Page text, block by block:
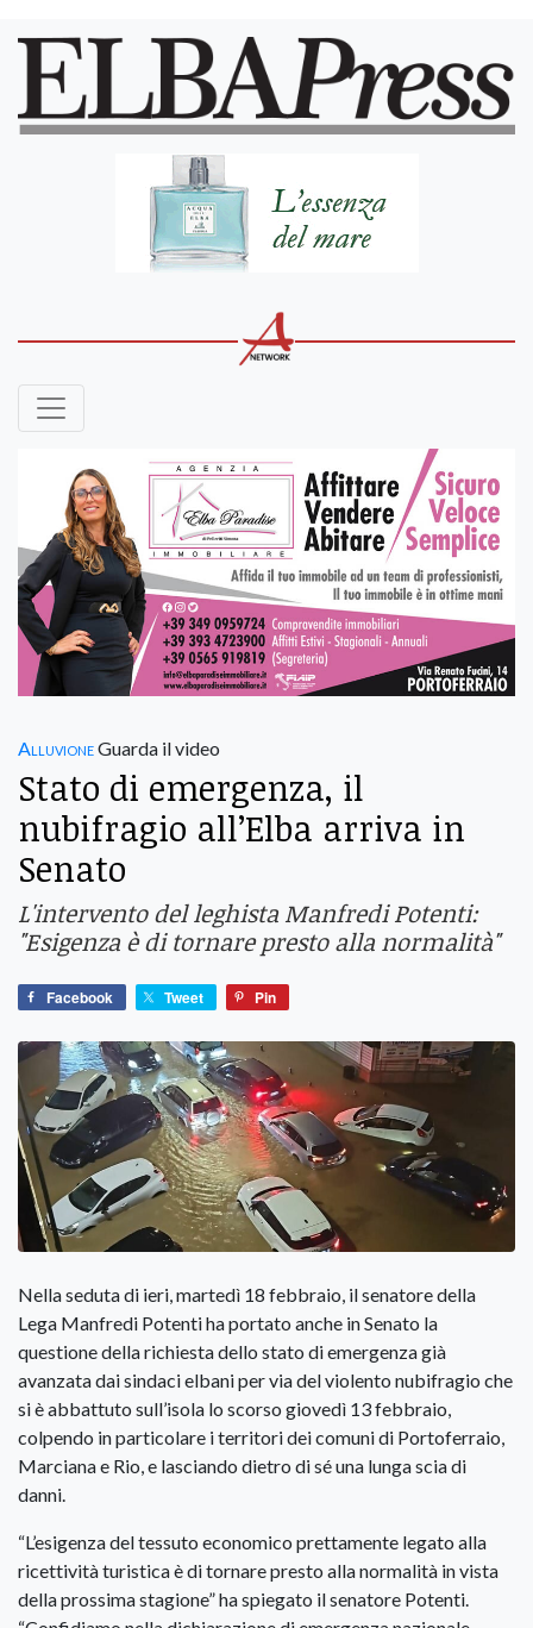
AlluvioneGuarda il video
Stato di emergenza, il
nubifragio all’Elba arriva in
Senato
L'intervento del leghista Manfredi Potenti:
"Esigenza è di tornare presto alla normalità"
Facebook Tweet Pin
Nella seduta di ieri, martedì 18 febbraio, il senatore della
Lega Manfredi Potenti ha portato anche in Senato la
questione della richiesta dello stato di emergenza già
avanzata dai sindaci elbani per via del violento nubifragio che
si è abbattuto sull’isola lo scorso giovedì 13 febbraio,
colpendo in particolare i territori dei comuni di Portoferraio,
Marciana e Rio, e lasciando dietro di sé una lunga scia di
danni.
“L’esigenza del tessuto economico prettamente legato alla
ricettività turistica è di tornare presto alla normalità in vista
della prossima stagione” ha spiegato il senatore Potenti.